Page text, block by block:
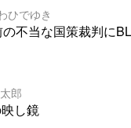
ひでゆき
不当な国策裁判に
郎
し鏡